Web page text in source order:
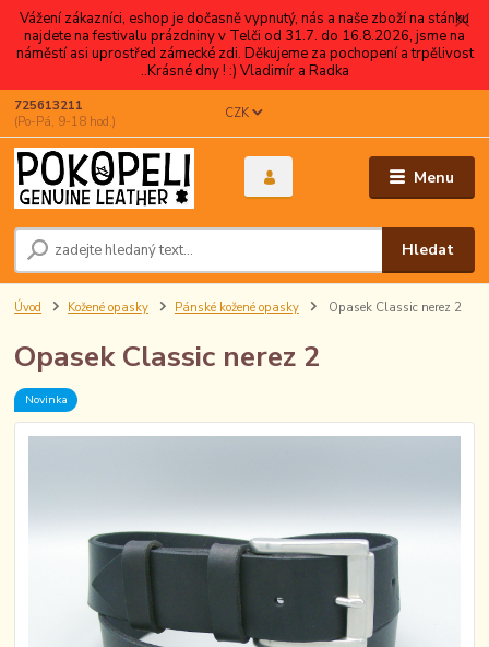
Vážení zákazníci, eshop je dočasně vypnutý, nás a naše zboží na stánku
najdete na festivalu prázdniny v Telči od 31.7. do 16.8.2026, jsme na
náměstí asi uprostřed zámecké zdi. Děkujeme za pochopení a trpělivost
..Krásné dny ! :) Vladimír a Radka
Menu
CZK
Hledat
725613211
(Po-Pá, 9-18 hod.)
Úvod Kožené opasky Pánské kožené opasky Opasek Classic nerez 2
Opasek Classic nerez 2
Novinka